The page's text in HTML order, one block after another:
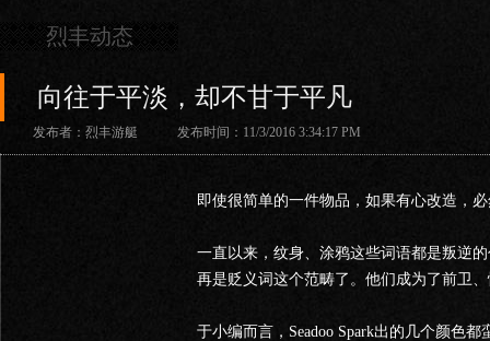
烈丰动态
向往于平淡，却不甘于平凡
发布者：烈丰游艇 发布时间：11/3/2016 3:34:17 PM
即使很简单的一件物品，如果有心改造，
一直以来，纹身、涂鸦这些词语都是叛逆
再是贬义词这个范畴了。他们成为了前卫
于小编而言，Seadoo Spark出的几个颜色